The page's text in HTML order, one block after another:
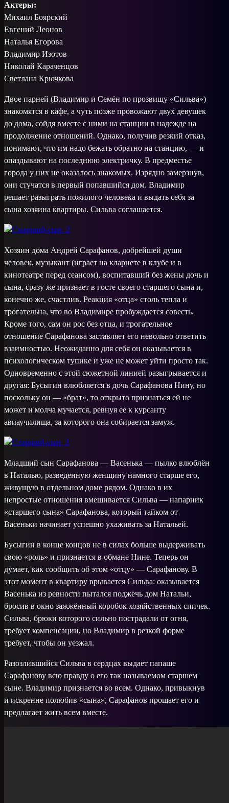
Актеры:
Михаил Боярский
Евгений Леонов
Наталья Егорова
Владимир Изотов
Николай Караченцов
Светлана Крючкова
Двое парней (Владимир и Семён по прозвищу «Сильва»)
знакомятся в кафе, а чуть позже провожают двух девушек
до дома, сойдя вместе с ними на станции в надежде на
продолжение отношений. Однако, получив резкий отказ,
понимают, что им надо бежать обратно на станцию, — и
опаздывают на последнюю электричку. В предместье
города у них не оказалось знакомых. Изрядно замерзнув,
они стучатся в первый попавшийся дом. Владимир
решает разыграть пожилого человека и выдать себя за
сына хозяина квартиры. Сильва соглашается.
Хозяин дома Андрей Сарафанов, добрейшей души
человек, музыкант (играет на кларнете в клубе и в
кинотеатре перед сеансом), воспитавший без жены дочь и
сына, сразу же признает в госте своего старшего сына и,
конечно же, счастлив. Реакция «отца» столь тепла и
трогательна, что во Владимире пробуждается совесть.
Кроме того, сам он рос без отца, и трогательное
отношение Сарафанова заставляет его невольно ответить
взаимностью. Неожиданно для себя он оказывается в
психологическом тупике и уже не может уйти просто так.
Одновременно с этой сюжетной линией разыгрывается и
другая: Бусыгин влюбляется в дочь Сарафанова Нину, но
поскольку он — «брат», то открыто признаться ей не
может и молча мучается, ревнуя ее к курсанту
авиаучилища, за которого она собирается замуж.
Младший сын Сарафанова — Васенька — пылко влюблён
в Наталью, разведенную женщину намного старше его,
живущую в отдельном доме рядом. Однако в их
непростые отношения вмешивается Сильва — напарник
«старшего сына» Сарафанова, который тайком от
Васеньки начинает успешно ухаживать за Натальей.
Бусыгин в конце концов не в силах больше выдерживать
свою «роль» и признается в обмане Нине. Теперь он
думает, как сообщить об этом «отцу» — Сарафанову. В
этот момент в квартиру врывается Сильва: оказывается
Васенька из ревности пытался поджечь дом Натальи,
бросив в окно зажжённый коробок хозяйственных спичек.
Сильва, брюки которого сильно пострадали от огня,
требует компенсации, но Владимир в резкой форме
требует, чтобы он уезжал.
Разозлившийся Сильва в сердцах выдает папаше
Сарафанову всю правду о его так называемом старшем
сыне. Владимир признается во всем. Однако, привыкнув
и искренне полюбив «сына», Сарафанов прощает его и
предлагает жить всем вместе.